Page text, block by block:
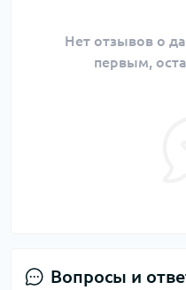
Нет отзывов о
первым,
Вопросы и